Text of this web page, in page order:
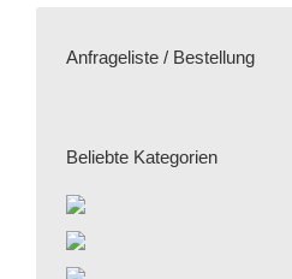
Anfrageliste / Bestellung
Beliebte Kategorien